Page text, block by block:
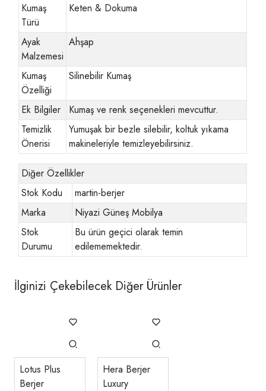
Kumaş
Türü
Keten & Dokuma
Ayak
Malzemesi
Ahşap
Kumaş
Özelliği
Silinebilir Kumaş
Ek Bilgiler
Kumaş ve renk seçenekleri mevcuttur.
Temizlik
Önerisi
Yumuşak bir bezle silebilir, koltuk yıkama
makineleriyle temizleyebilirsiniz.
Diğer Özellikler
Stok Kodu
martin-berjer
Marka
Niyazi Güneş Mobilya
Stok
Durumu
Bu ürün geçici olarak temin
edilememektedir.
İlginizi Çekebilecek Diğer Ürünler
Lotus Plus
Berjer
Hera Berjer
Luxury